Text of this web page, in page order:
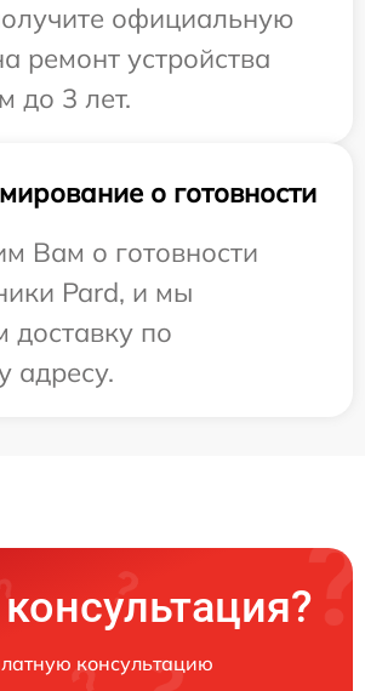
официальную
ремонт устройства
до 3 лет.
о готовности
Вам о готовности
Pard, и мы
доставку по
адресу.
консультацию